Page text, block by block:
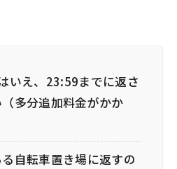
いえ、23:59までに返さ
多分追加料金がかか
自転車置き場に返すの